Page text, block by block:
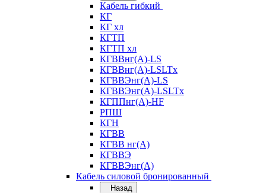
Кабель гибкий
КГ
КГ хл
КГТП
КГТП хл
КГВВнг(А)-LS
КГВВнг(А)-LSLTx
КГВВЭнг(А)-LS
КГВВЭнг(А)-LSLTx
КГППнг(А)-HF
РПШ
КГН
КГВВ
КГВВ нг(А)
КГВВЭ
КГВВЭнг(А)
Кабель силовой бронированный
Назад